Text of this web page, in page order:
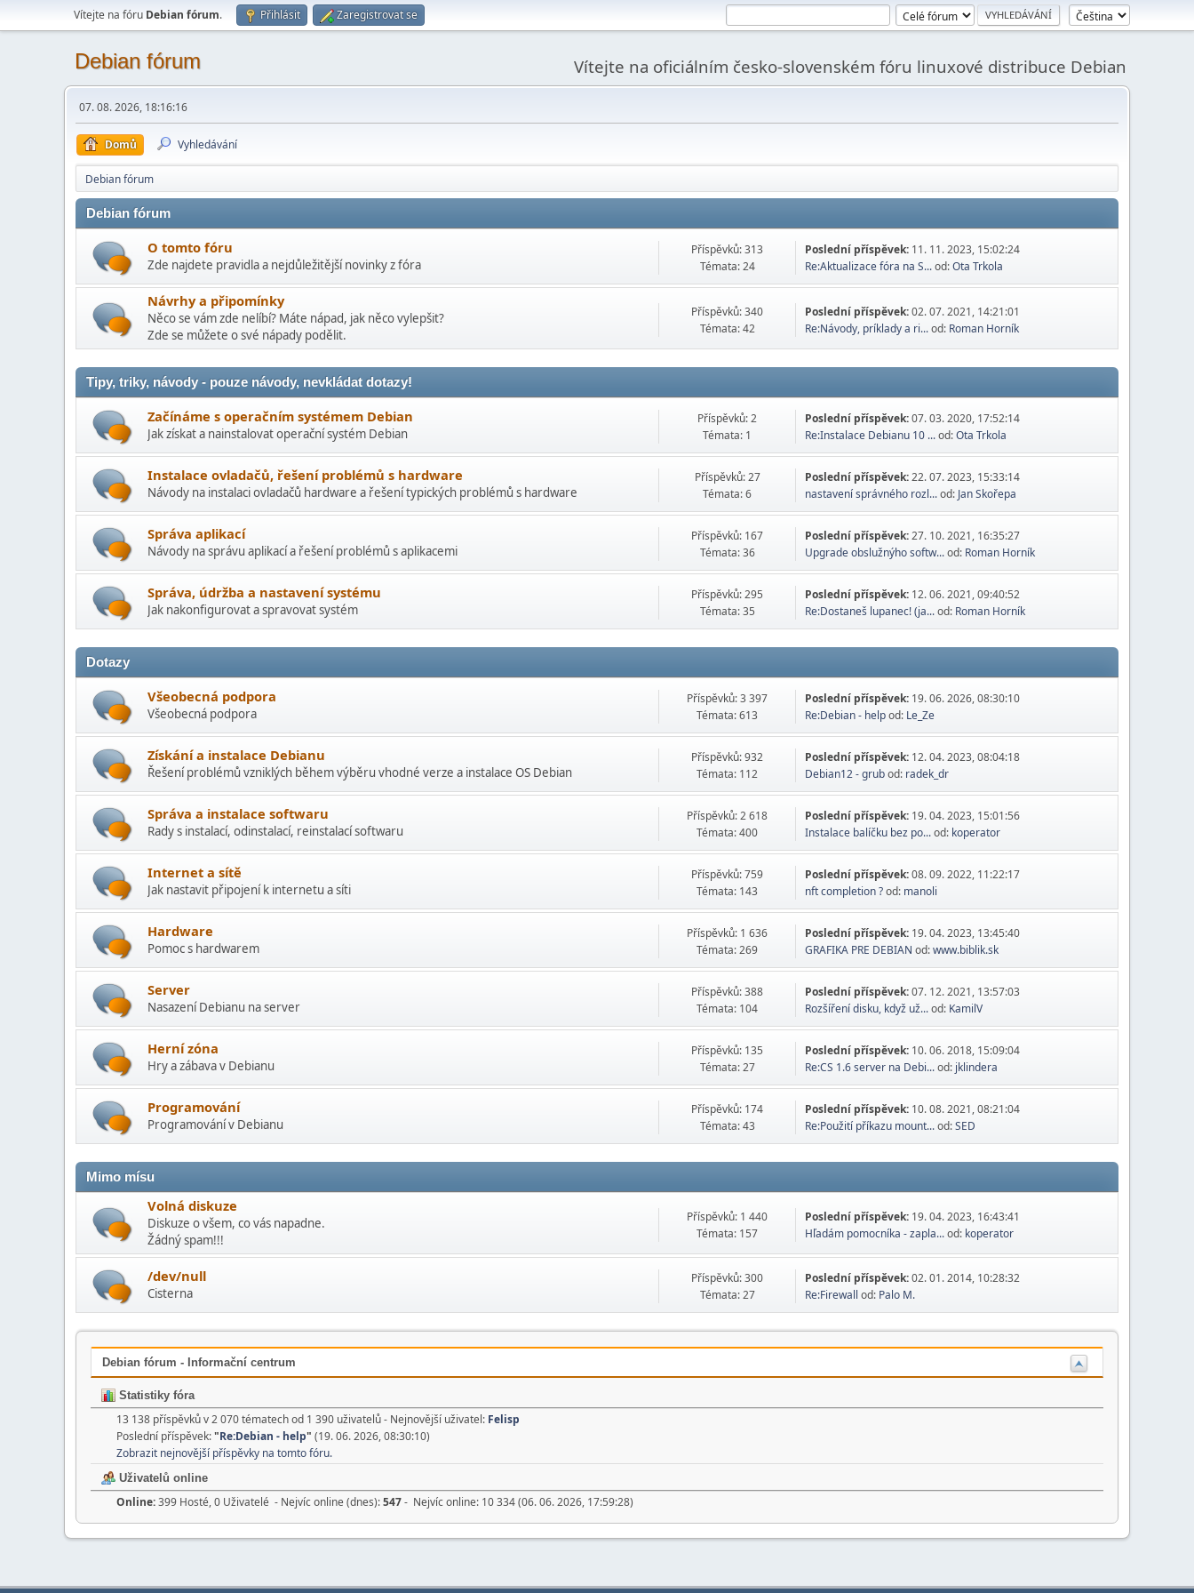
Vítejte na fóru Debian fórum. Přihlásit Zaregistrovat se
Debian fórum Vítejte na oficiálním česko-slovenském fóru linuxové distribuce Debian
07. 08. 2026, 18:16:16
Domů Vyhledávání
Debian fórum
Debian fórum
O tomto fóru
Zde najdete pravidla a nejdůležitější novinky z fóra
Příspěvků: 313
Témata: 24
Poslední příspěvek: 11. 11. 2023, 15:02:24
Re:Aktualizace fóra na S...od:Ota Trkola
Návrhy a připomínky
Něco se vám zde nelíbí? Máte nápad, jak něco vylepšit?
Zde se můžete o své nápady podělit.
Příspěvků: 340
Témata: 42
Poslední příspěvek:02. 07. 2021, 14:21:01
Re:Návody, príklady a ri...od: Roman Horník
Tipy, triky, návody - pouze návody, nevkládat dotazy!
Začínáme s operačním systémem Debian
Jak získat a nainstalovat operační systém Debian
Příspěvků: 2
Témata: 1
Poslední příspěvek:07. 03. 2020, 17:52:14
Re:Instalace Debianu 10 ...od:Ota Trkola
Instalace ovladačů, řešení problémů s hardware
Návody na instalaci ovladačů hardware a řešení typických problémů s hardware
Příspěvků: 27
Témata: 6
Poslední příspěvek:22. 07. 2023, 15:33:14
nastavení správného rozl...od: Jan Skořepa
Správa aplikací
Návody na správu aplikací a řešení problémů s aplikacemi
Příspěvků: 167
Témata: 36
Poslední příspěvek:27. 10. 2021, 16:35:27
Upgrade obslužnýho softw...od: Roman Horník
Správa, údržba a nastavení systému
Jak nakonfigurovat a spravovat systém
Příspěvků: 295
Témata: 35
Poslední příspěvek: 12. 06. 2021, 09:40:52
Re:Dostaneš lupanec! (ja...od: Roman Horník
Dotazy
Všeobecná podpora
Všeobecná podpora
Příspěvků: 3 397
Témata: 613
Poslední příspěvek: 19. 06. 2026, 08:30:10
Re:Debian - helpod: Le_Ze
Získání a instalace Debianu
Řešení problémů vzniklých během výběru vhodné verze a instalace OS Debian
Příspěvků: 932
Témata: 112
Poslední příspěvek: 12. 04. 2023, 08:04:18
Debian12 - grubod: radek_dr
Správa a instalace softwaru
Rady s instalací­, odinstalací, reinstalací softwaru
Příspěvků: 2 618
Témata: 400
Poslední příspěvek: 19. 04. 2023, 15:01:56
Instalace balíčku bez po...od: koperator
Internet a sítě
Jak nastavit připojení k internetu a síti
Příspěvků: 759
Témata: 143
Poslední příspěvek:08. 09. 2022, 11:22:17
nft completion ?od: manoli
Hardware
Pomoc s hardwarem
Příspěvků: 1 636
Témata: 269
Poslední příspěvek: 19. 04. 2023, 13:45:40
GRAFIKA PRE DEBIAN od:www.biblik.sk
Server
Nasazení Debianu na server
Příspěvků: 388
Témata: 104
Poslední příspěvek:07. 12. 2021, 13:57:03
Rozšíření disku, když už...od: KamilV
Herní­ zóna
Hry a zábava v Debianu
Příspěvků: 135
Témata: 27
Poslední příspěvek: 10. 06. 2018, 15:09:04
Re:CS 1.6 server na Debi...od: jklindera
Programování
Programování v Debianu
Příspěvků: 174
Témata: 43
Poslední příspěvek: 10. 08. 2021, 08:21:04
Re:Použití příkazu mount...od:SED
Mimo mí­su
Volná diskuze
Diskuze o všem, co vás napadne.
Žádný spam!!!
Příspěvků: 1 440
Témata: 157
Poslední příspěvek: 19. 04. 2023, 16:43:41
Hľadám pomocníka - zapla...od: koperator
/dev/null
Cisterna
Příspěvků: 300
Témata: 27
Poslední příspěvek:02. 01. 2014, 10:28:32
Re:Firewall od: Palo M.
Debian fórum - Informační centrum
Statistiky fóra
13 138 příspěvků v 2 070 tématech od 1 390 uživatelů - Nejnovější uživatel: Felisp
Poslední příspěvek:"Re:Debian - help" (19. 06. 2026, 08:30:10)
Zobrazit nejnovější příspěvky na tomto fóru.
Uživatelů online
Online:399 Hosté, 0 Uživatelé - Nejvíc online (dnes):547- Nejvíc online: 10 334 (06. 06. 2026, 17:59:28)